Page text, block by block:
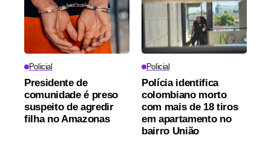
Policial
Presidente de
comunidade é preso
suspeito de agredir
filha no Amazonas
Policial
Polícia identifica
colombiano morto
com mais de 18 tiros
em apartamento no
bairro União